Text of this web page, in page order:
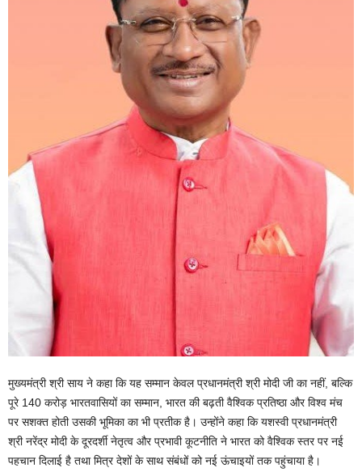
मुख्यमंत्री श्री साय ने कहा कि यह सम्मान केवल प्रधानमंत्री श्री मोदी जी का नहीं, बल्कि
पूरे 140 करोड़ भारतवासियों का सम्मान, भारत की बढ़ती वैश्विक प्रतिष्ठा और विश्व मंच
पर सशक्त होती उसकी भूमिका का भी प्रतीक है। उन्होंने कहा कि यशस्वी प्रधानमंत्री
श्री नरेंद्र मोदी के दूरदर्शी नेतृत्व और प्रभावी कूटनीति ने भारत को वैश्विक स्तर पर नई
पहचान दिलाई है तथा मित्र देशों के साथ संबंधों को नई ऊंचाइयों तक पहुंचाया है।